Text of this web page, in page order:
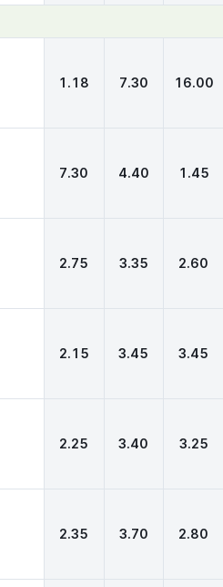
1.18 7.30 16.00
7.30 4.40 1.45
2.75 3.35 2.60
2.15 3.45 3.45
2.25 3.40 3.25
2.35 3.70 2.80